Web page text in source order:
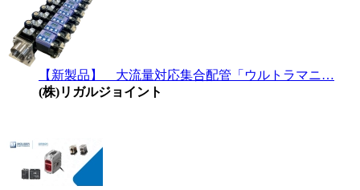
【新製品】 大流量対応集合配管「ウルトラマニ…
(株)リガルジョイント